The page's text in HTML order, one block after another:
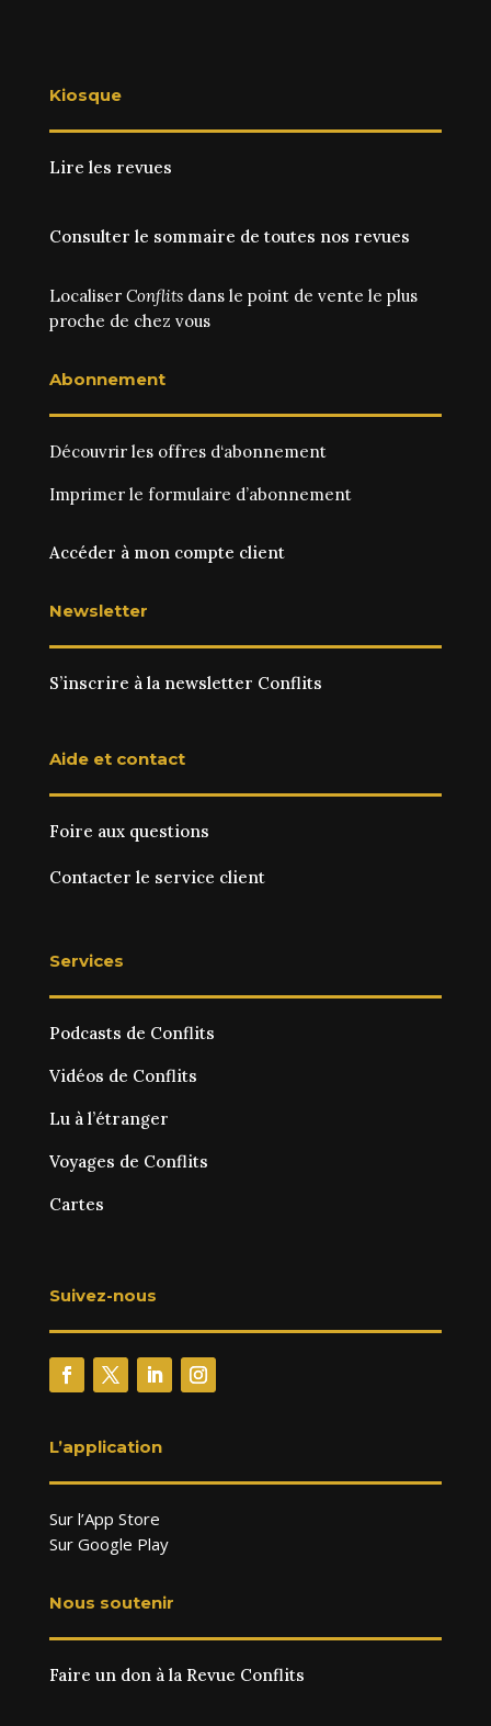
Kiosque
Lire les revues
Consulter le sommaire de toutes nos revues
Localiser Conflitsdans le point de vente le plus
proche de chez vous
Abonnement
Découvrir les offres d‘abonnement
Imprimer le formulaire d’abonnement
Accéder à mon compte client
Newsletter
S’inscrire à la newsletter Conflits
Aide et contact
Foire aux questions
Contacter le service client
Services
Podcasts de Conflits
Vidéos de Conflits
Lu à l’étranger
Voyages de Conflits
Cartes
Suivez-nous
L’application
Sur l’App Store
Sur Google Play
Nous soutenir
Faire un don à la Revue Conflits